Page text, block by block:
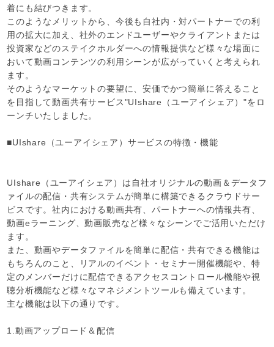
着にも結びつきます。
このようなメリットから、今後も自社内・対パートナーでの利
用の拡大に加え、社外のエンドユーザーやクライアントまたは
投資家などのステイクホルダーへの情報提供など様々な場面に
おいて動画コンテンツの利用シーンが広がっていくと考えられ
ます。
そのようなマーケットの要望に、安価でかつ簡単に答えること
を目指して動画共有サービス"UIshare（ユーアイシェア）"をロ
ーンチいたしました。
■UIshare（ユーアイシェア）サービスの特徴・機能
UIshare（ユーアイシェア）は自社オリジナルの動画＆データフ
ァイルの配信・共有システムが簡単に構築できるクラウドサー
ビスです。社内における動画共有、パートナーへの情報共有、
動画eラーニング、動画販売など様々なシーンでご活用いただけ
ます。
また、動画やデータファイルを簡単に配信・共有できる機能は
もちろんのこと、リアルのイベント・セミナー開催機能や、特
定のメンバーだけに配信できるアクセスコントロール機能や視
聴分析機能など様々なマネジメントツールも備えています。
主な機能は以下の通りです。
1.動画アップロード＆配信